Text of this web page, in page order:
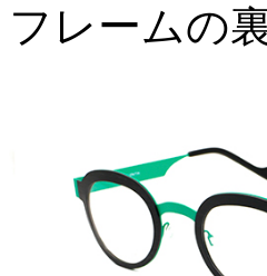
フレームの